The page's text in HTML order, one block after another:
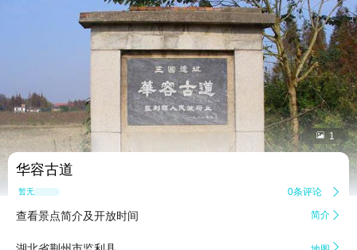
 1
华容古道
暂无点评 0条评论 
查看景点简介及开放时间 简介 
